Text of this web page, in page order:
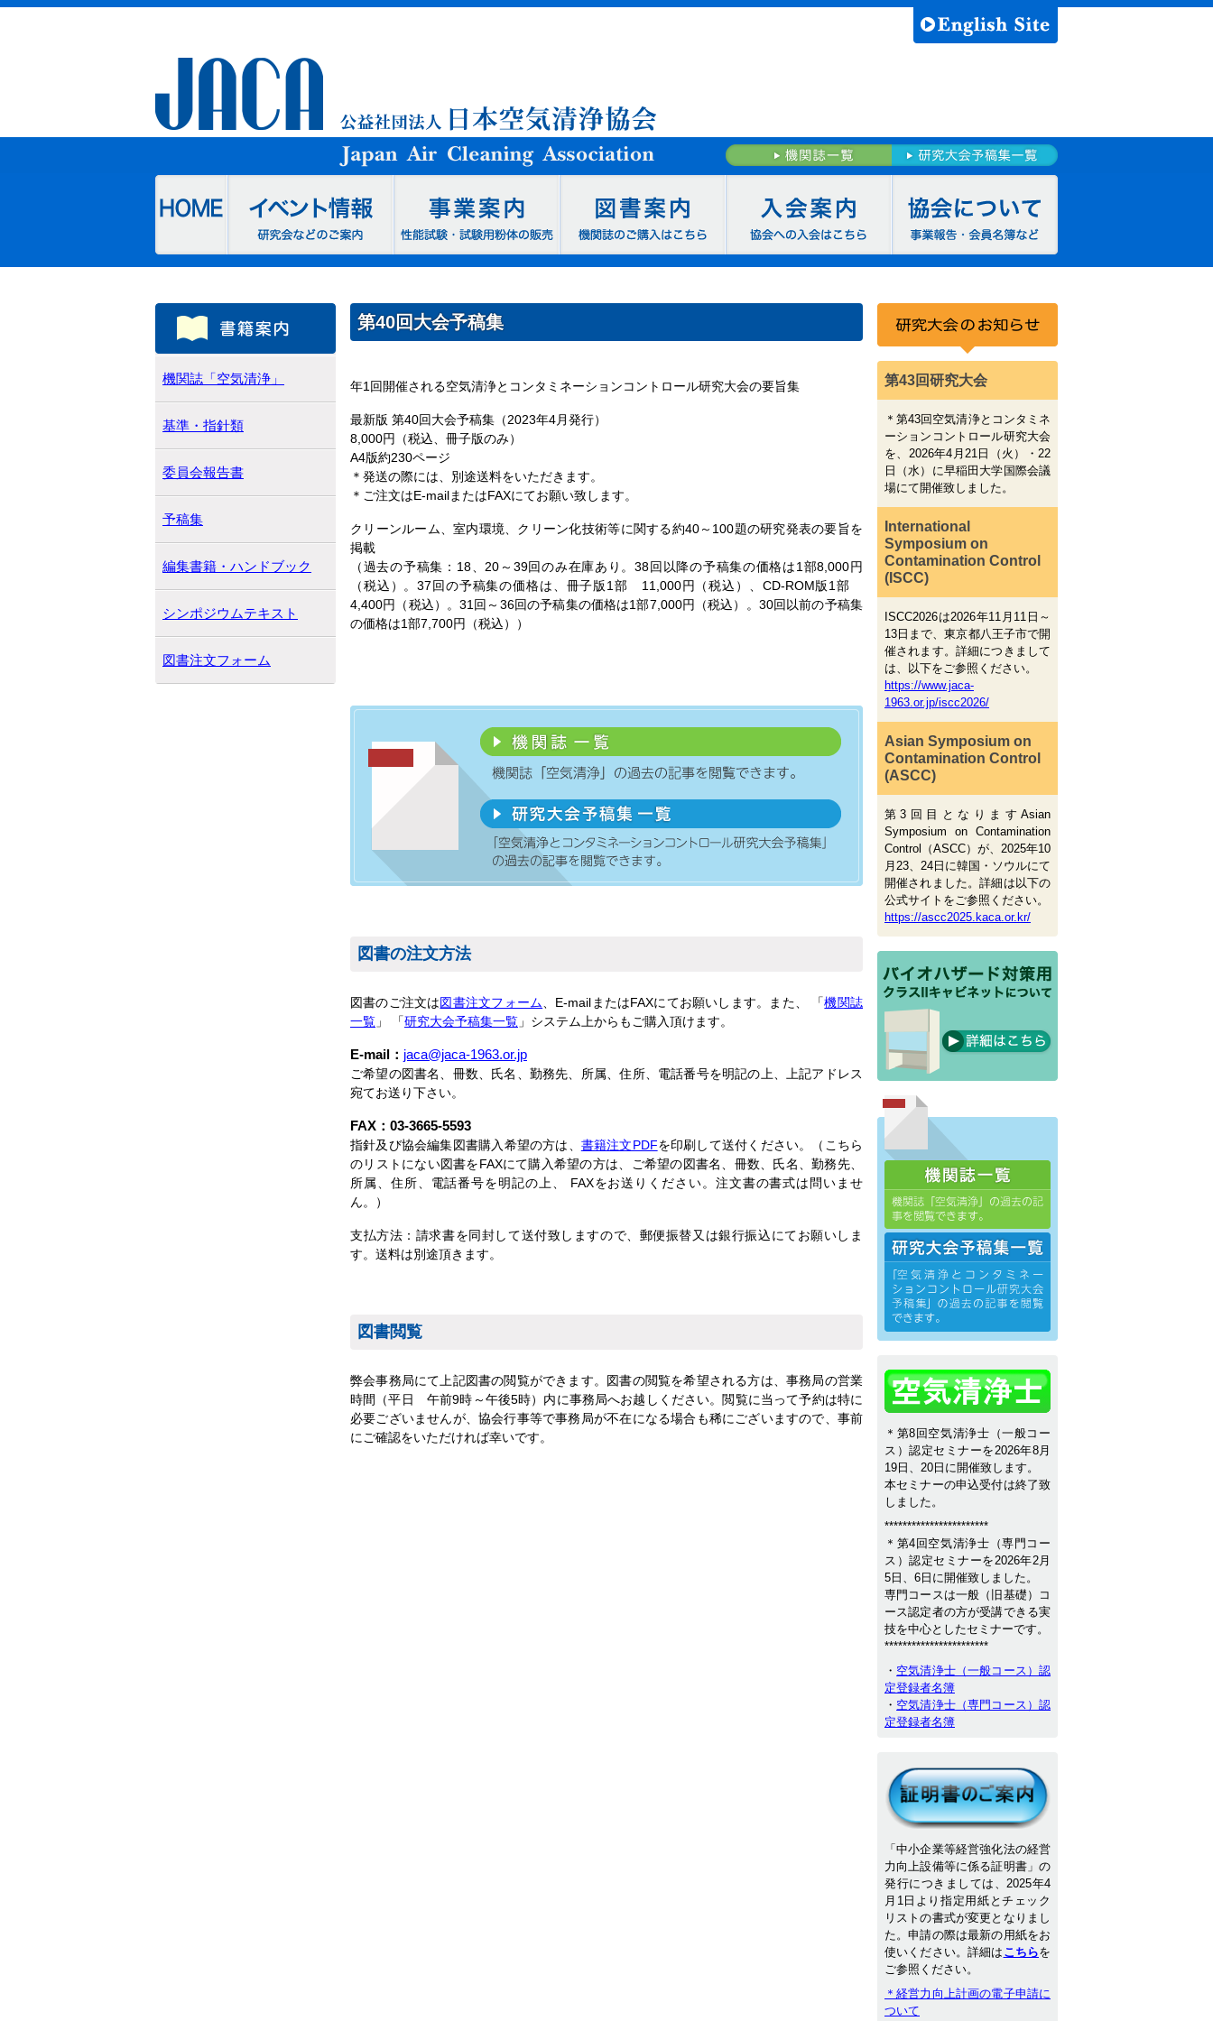
第40回大会予稿集
年1回開催される空気清浄とコンタミネーションコントロール研究大会の要旨集
最新版 第40回大会予稿集（2023年4月発行）
8,000円（税込、冊子版のみ）
A4版約230ページ
＊発送の際には、別途送料をいただきます。
＊ご注文はE-mailまたはFAXにてお願い致します。
クリーンルーム、室内環境、クリーン化技術等に関する約40～100題の研究発表の要旨を
掲載
（過去の予稿集：18、20～39回のみ在庫あり。38回以降の予稿集の価格は1部8,000円
（税込）。37回の予稿集の価格は、冊子版1部 11,000円（税込）、CD-ROM版1部
4,400円（税込）。31回～36回の予稿集の価格は1部7,000円（税込）。30回以前の予稿集
の価格は1部7,700円（税込））
図書の注文方法
図書のご注文は図書注文フォーム 、E-mailまたはFAXにてお願いします。また、 「機関誌
一覧 」 「研究大会予稿集一覧 」システム上からもご購入頂けます。
E-mail： jaca@jaca-1963.or.jp
ご希望の図書名、冊数、氏名、勤務先、所属、住所、電話番号を明記の上、上記アドレス
宛てお送り下さい。
FAX：03-3665-5593
指針及び協会編集図書購入希望の方は、 書籍注文PDFを印刷して送付ください。（こちら
のリストにない図書をFAXにて購入希望の方は、ご希望の図書名、冊数、氏名、勤務先、
所属、住所、電話番号を明記の上、 FAXをお送りください。注文書の書式は問いませ
ん。）
支払方法：請求書を同封して送付致しますので、郵便振替又は銀行振込にてお願いしま
す。送料は別途頂きます。
図書閲覧
弊会事務局にて上記図書の閲覧ができます。図書の閲覧を希望される方は、事務局の営業
時間（平日 午前9時～午後5時）内に事務局へお越しください。閲覧に当って予約は特に
必要ございませんが、協会行事等で事務局が不在になる場合も稀にございますので、事前
にご確認をいただければ幸いです。
機関誌「空気清浄」
基準・指針類
委員会報告書
予稿集
編集書籍・ハンドブック
シンポジウムテキスト
図書注文フォーム
第43回研究大会
＊第43回空気清浄とコンタミネ
ーションコントロール研究大会
を、2026年4月21日（火）・22
日（水）に早稲田大学国際会議
場にて開催致しました。
International
Symposium on
Contamination Control
(ISCC)
ISCC2026は2026年11月11日～
13日まで、東京都八王子市で開
催されます。詳細につきまして
は、以下をご参照ください。
https://www.jaca-
1963.or.jp/iscc2026/
Asian Symposium on
Contamination Control
(ASCC)
第3回目となりますAsian
Symposium on Contamination
Control（ASCC）が、2025年10
月23、24日に韓国・ソウルにて
開催されました。詳細は以下の
公式サイトをご参照ください。
https://ascc2025.kaca.or.kr/
＊第8回空気清浄士（一般コー
ス）認定セミナーを2026年8月
19日、20日に開催致します。
本セミナーの申込受付は終了致
しました。
***********************
＊第4回空気清浄士（専門コー
ス）認定セミナーを2026年2月
5日、6日に開催致しました。
専門コースは一般（旧基礎）コ
ース認定者の方が受講できる実
技を中心としたセミナーです。
***********************
・ 空気清浄士（一般コース）認
定登録者名簿
・ 空気清浄士（専門コース）認
定登録者名簿
「中小企業等経営強化法の経営
力向上設備等に係る証明書」の
発行につきましては、2025年4
月1日より指定用紙とチェック
リストの書式が変更となりまし
た。申請の際は最新の用紙をお
使いください。詳細は こちらを
ご参照ください。
＊経営力向上計画の電子申請に
ついて